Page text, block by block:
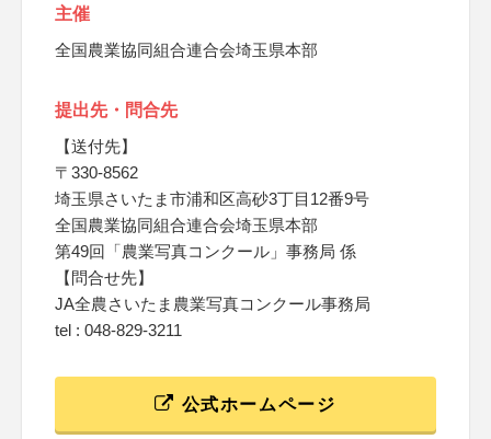
主催
全国農業協同組合連合会埼玉県本部
提出先・問合先
【送付先】
〒330-8562
埼玉県さいたま市浦和区高砂3丁目12番9号
全国農業協同組合連合会埼玉県本部
第49回「農業写真コンクール」事務局 係
【問合せ先】
JA全農さいたま農業写真コンクール事務局
tel : 048-829-3211
公式ホームページ